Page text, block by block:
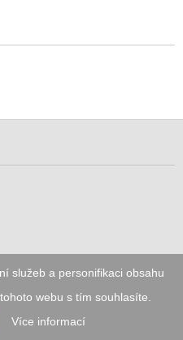
služeb a personifikaci obsahu
webu s tím souhlasíte.
Více informací